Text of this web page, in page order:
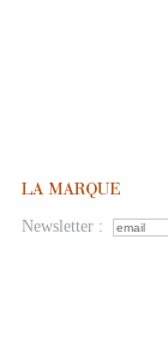
Newsletter :